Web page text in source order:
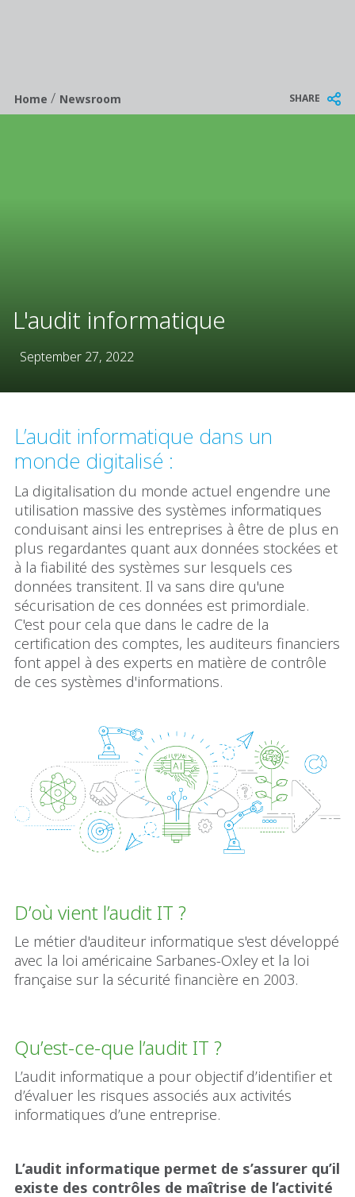
Breadcrumb
Home/ Newsroom SHARE
L'audit informatique
September 27, 2022
L’audit informatique dans un
monde digitalisé :
La digitalisation du monde actuel engendre une
utilisation massive des systèmes informatiques
conduisant ainsi les entreprises à être de plus en
plus regardantes quant aux données stockées et
à la fiabilité des systèmes sur lesquels ces
données transitent. Il va sans dire qu'une
sécurisation de ces données est primordiale.
C'est pour cela que dans le cadre de la
certification des comptes, les auditeurs financiers
font appel à des experts en matière de contrôle
de ces systèmes d'informations.
D’où vient l’audit IT ?
Le métier d'auditeur informatique s'est développé
avec la loi américaine Sarbanes-Oxley et la loi
française sur la sécurité financière en 2003.
Qu’est-ce-que l’audit IT ?
L’audit informatique a pour objectif d’identifier et
d’évaluer les risques associés aux activités
informatiques d’une entreprise.
L’audit informatique permet de s’assurer qu’il
existe des contrôles de maîtrise de l’activité